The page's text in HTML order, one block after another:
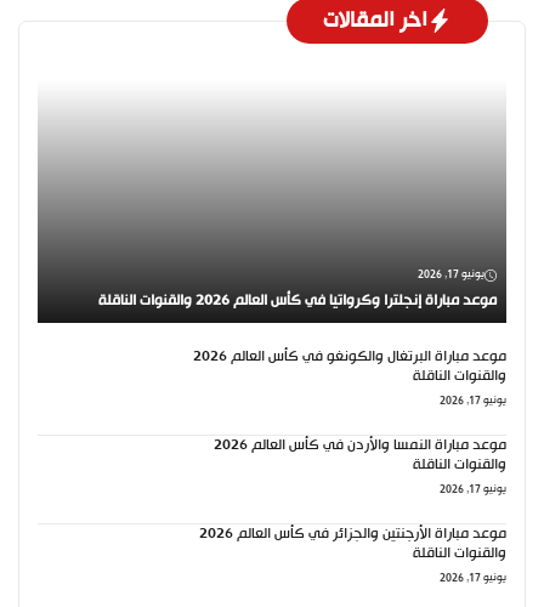
اخر المقالات
يونيو 17, 2026
موعد مباراة إنجلترا وكرواتيا في كأس العالم 2026 والقنوات الناقلة
موعد مباراة البرتغال والكونغو في كأس العالم 2026
والقنوات الناقلة
يونيو 17, 2026
موعد مباراة النمسا والأردن في كأس العالم 2026
والقنوات الناقلة
يونيو 17, 2026
موعد مباراة الأرجنتين والجزائر في كأس العالم 2026
والقنوات الناقلة
يونيو 17, 2026